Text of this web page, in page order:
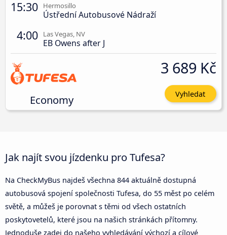
15:30 Hermosillo
Ústřední Autobusové Nádraží
4:00 Las Vegas, NV
EB Owens after J
Economy
3 689 Kč
Vyhledat
Jak najít svou jízdenku pro Tufesa?
Na CheckMyBus najdeš všechna 844 aktuálně dostupná
autobusová spojení společnosti Tufesa, do 55 měst po celém
světě, a můžeš je porovnat s těmi od všech ostatních
poskytovetelů, které jsou na našich stránkách přítomny.
Jednoduše zadej do našeho vyhledávání výchozí a cílové